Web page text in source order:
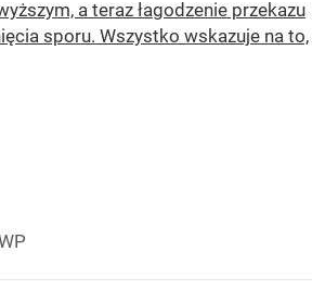
a teraz łagodzenie przekazu
sporu. Wszystko wskazuje na to,